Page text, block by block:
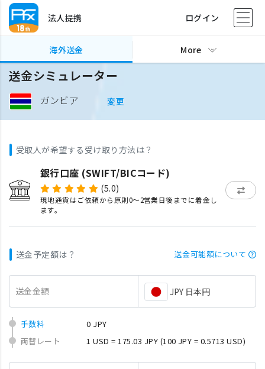
法人提携 ログイン
海外送金 More
送金シミュレーター
ガンビア 変更
受取人が希望する受け取り方法は？
銀行口座 (SWIFT/BICコード)
(5.0)
現地通貨はご依頼から原則0〜2営業日後までに着金し
ます。
送金予定額は？ 送金可能額について
送金金額 JPY 日本円
手数料
0 JPY
両替レート
1 USD = 175.03 JPY (100 JPY = 0.5713 USD)